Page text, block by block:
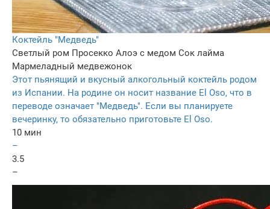
Коктейль "Медведь"
Светлый ром Просекко Алоэ с медом Сок лайма
Мармеладный медвежонок
Этот пьянящий и вкусный алкогольный коктейль родом
из Испании. На родине он носит название El Oso, что в
переводе означает "Медведь". Если вы планируете
вечеринку, то обязательно приготовьте El Oso.
10 мин
–
3.5
–